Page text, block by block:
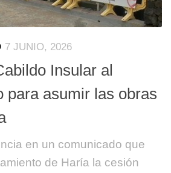
7 JUNIO, 2026
Insular al
para asumir las obras
en un comunicado que
de Haría la cesión